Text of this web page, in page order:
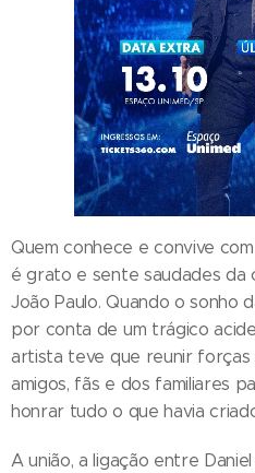
Quem conhece e convive com
é grato e sente saudades da
João Paulo. Quando o sonho
por conta de um trágico
artista teve que reunir
amigos, fãs e dos familiares
honrar tudo o que havia
A união, a ligação entre